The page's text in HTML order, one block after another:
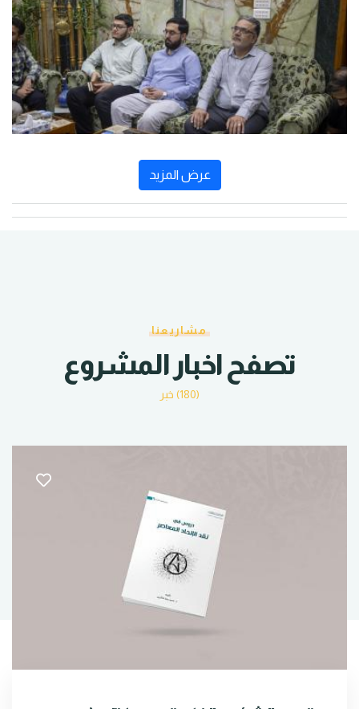
عرض المزيد
مشاريعنا
تصفح اخبار المشروع
(180) خبر